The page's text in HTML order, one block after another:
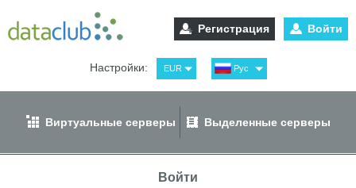
Регистрация Войти
Настройки: EUR
USD
Рус
Eng
Виртуальные серверы Выделенные серверы
Войти